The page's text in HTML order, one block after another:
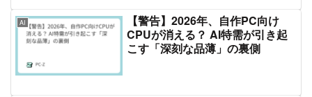
AI
【警告】2026年、自作PC向け
CPUが消える？ AI特需が引き起
こす「深刻な品薄」の裏側